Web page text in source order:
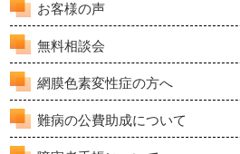
お客様の声
無料相談会
網膜色素変性症の方へ
難病の公費助成について